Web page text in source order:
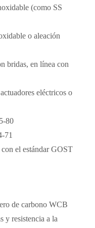
(como SS
o aleación
bridas, en línea con
eléctricos o
80
71
el estándar GOST
de carbono WCB
y resistencia a la